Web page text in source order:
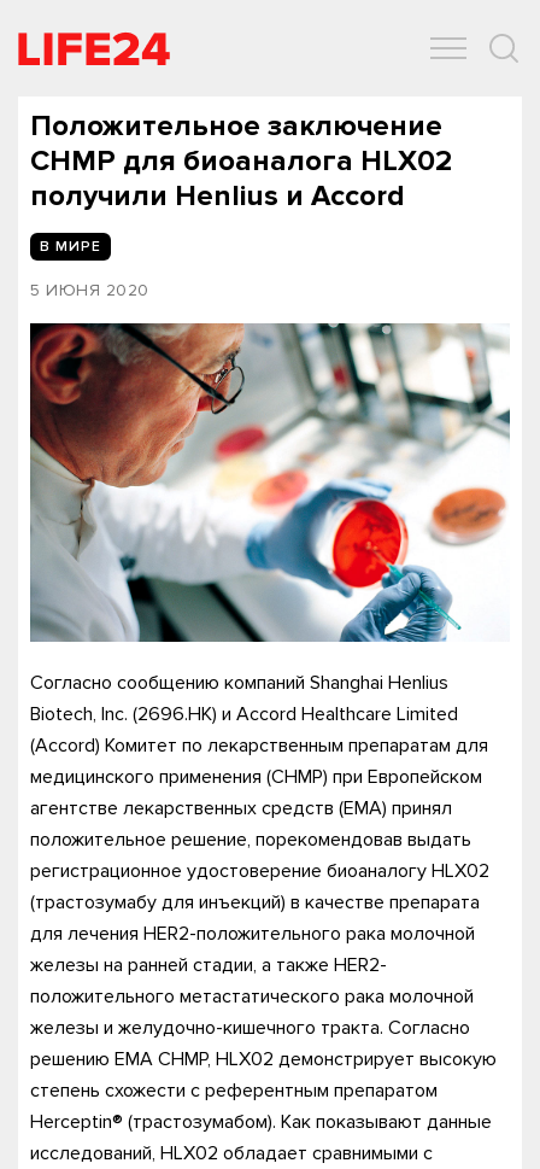
Положительное заключение
CHMP для биоаналога HLX02
получили Henlius и Accord
В МИРЕ
5 ИЮНЯ 2020
Согласно сообщению компаний Shanghai Henlius
Biotech, Inc. (2696.HK) и Accord Healthcare Limited
(Accord) Комитет по лекарственным препаратам для
медицинского применения (CHMP) при Европейском
агентстве лекарственных средств (ЕМА) принял
положительное решение, порекомендовав выдать
регистрационное удостоверение биоаналогу HLX02
(трастозумабу для инъекций) в качестве препарата
для лечения HER2-положительного рака молочной
железы на ранней стадии, а также HER2-
положительного метастатического рака молочной
железы и желудочно-кишечного тракта. Согласно
решению EMA CHMP, HLX02 демонстрирует высокую
степень схожести с референтным препаратом
Herceptin® (трастозумабом). Как показывают данные
исследований, HLX02 обладает сравнимыми с